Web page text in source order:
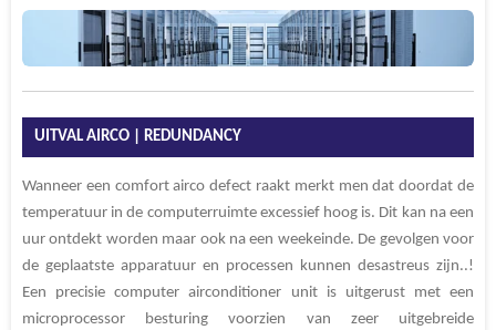
UITVAL AIRCO | REDUNDANCY
Wanneer een comfort airco defect raakt merkt men dat doordat de
temperatuur in de computerruimte excessief hoog is. Dit kan na een
uur ontdekt worden maar ook na een weekeinde. De gevolgen voor
de geplaatste apparatuur en processen kunnen desastreus zijn..!
Een precisie computer airconditioner unit is uitgerust met een
microprocessor besturing voorzien van zeer uitgebreide